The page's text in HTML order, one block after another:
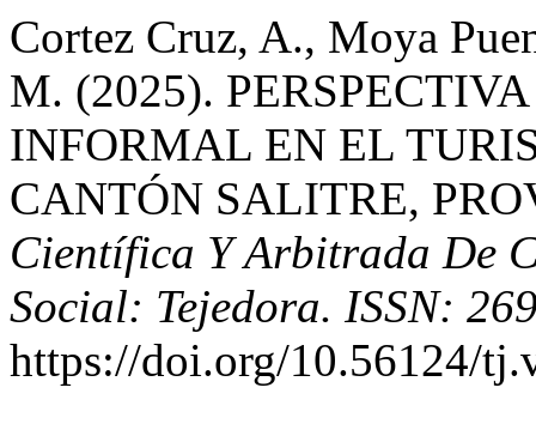
Cortez Cruz, A., Moya
M. (2025).
INFORMAL EN EL
CANTÓN SALITRE,
Científica Y Arbitrada De
Social: Tejedora. ISSN:
https://doi.org/10.56124/